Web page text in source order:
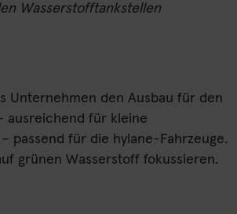
Wasserstofftankstellen
Unternehmen den Ausbau für den
ausreichend für kleine
passend für die hylane-Fahrzeuge.
grünen Wasserstoff fokussieren.